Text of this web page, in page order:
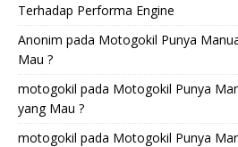
Terhadap Performa Engine
Anonim pada Motogokil Punya
Mau ?
motogokil pada Motogokil Punya
yang Mau ?
motogokil pada Motogokil Punya